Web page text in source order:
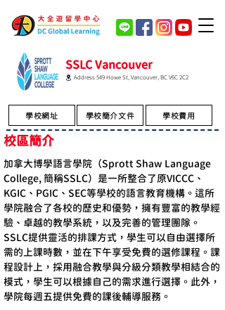
SSLC Vancouver
Address 549 Howe St, Vancouver, BC V6C 2C2
學校網址 學校簡介文件 學校費用
校區簡介
加拿大博學語言學院（Sprott Shaw Language
College, 簡稱SSLC）是一所整合了原VICCC、
KGIC、PGIC、SEC等學校的語言教育機構。這所
學院融合了各校的歷史和優勢，擁有豐富的教學經
驗、卓越的教學系統，以及完善的管理團隊。
SSLC提供靈活的排課方式，學生可以自由選擇所
需的上課時數，並在下午享受免費的選修課程。課
程設計上，採用融合教學與分級分類教學相結合的
模式，學生可以根據自己的需求進行選擇。此外，
學院每週五提供免費的課後輔導服務。